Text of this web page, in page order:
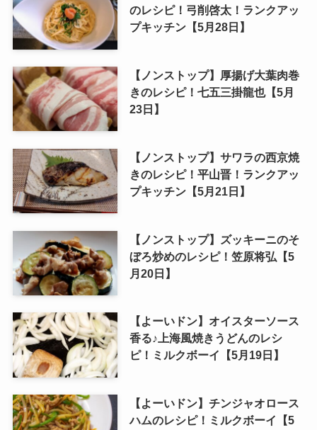
のレシピ！弓削啓太！ランクアッ
プキッチン【5月28日】
【ノンストップ】厚揚げ大葉肉巻
きのレシピ！七五三掛龍也【5月
23日】
【ノンストップ】サワラの西京焼
きのレシピ！平山晋！ランクアッ
プキッチン【5月21日】
【ノンストップ】ズッキーニのそ
ぼろ炒めのレシピ！笠原将弘【5
月20日】
【よーいドン】オイスターソース
香る♪上海風焼きうどんのレシ
ピ！ミルクボーイ【5月19日】
【よーいドン】チンジャオロース
ハムのレシピ！ミルクボーイ【5